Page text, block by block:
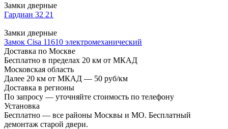
Замки дверные
Гардиан 32 21
Замки дверные
Замок Cisa 11610 электромеханический
Доставка по Москве
Бесплатно в пределах 20 км от МКАД
Московская область
Далее 20 км от МКАД — 50 руб/км
Доставка в регионы
По запросу — уточняйте стоимость по телефону
Установка
Бесплатно — все районы Москвы и МО. Бесплатный
демонтаж старой двери.